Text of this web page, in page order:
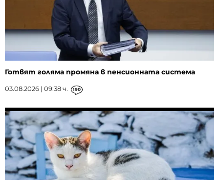
Готвят голяма промяна в пенсионната система
03.08.2026 | 09:38 ч. 190